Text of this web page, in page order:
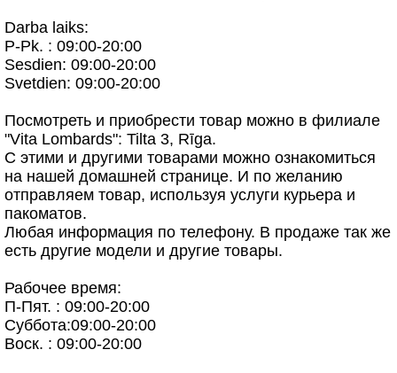
Darba laiks:
P-Pk. : 09:00-20:00
Sesdien: 09:00-20:00
Svetdien: 09:00-20:00
Посмотреть и приобрести товар можно в филиале
"Vita Lombards": Tilta 3, Rīga.
С этими и другими товарами можно ознакомиться
на нашей домашней странице. И по желанию
отправляем товар, используя услуги курьера и
пакоматов.
Любая информация по телефону. В продаже так же
есть другие модели и другие товары.
Рабочее время:
П-Пят. : 09:00-20:00
Суббота:09:00-20:00
Воск. : 09:00-20:00